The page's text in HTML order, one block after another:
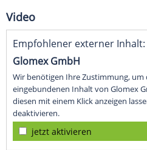
Video
Empfohlener externer Inhalt:
Glomex GmbH
Wir benötigen Ihre Zustimmung,
eingebundenen Inhalt von Glomex
diesen mit einem Klick anzeigen
deaktivieren.
jetzt aktivieren